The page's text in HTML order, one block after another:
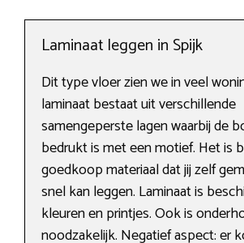
Laminaat leggen in Spijk
Dit type vloer zien we in veel
laminaat bestaat uit verschillende
samengeperste lagen waarbij de
bedrukt is met een motief. Het is
goedkoop materiaal dat jij zelf
snel kan leggen. Laminaat is
kleuren en printjes. Ook is
noodzakelijk. Negatief aspect: er